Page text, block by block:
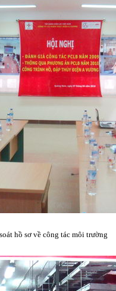
hồ sơ về công tác môi trường